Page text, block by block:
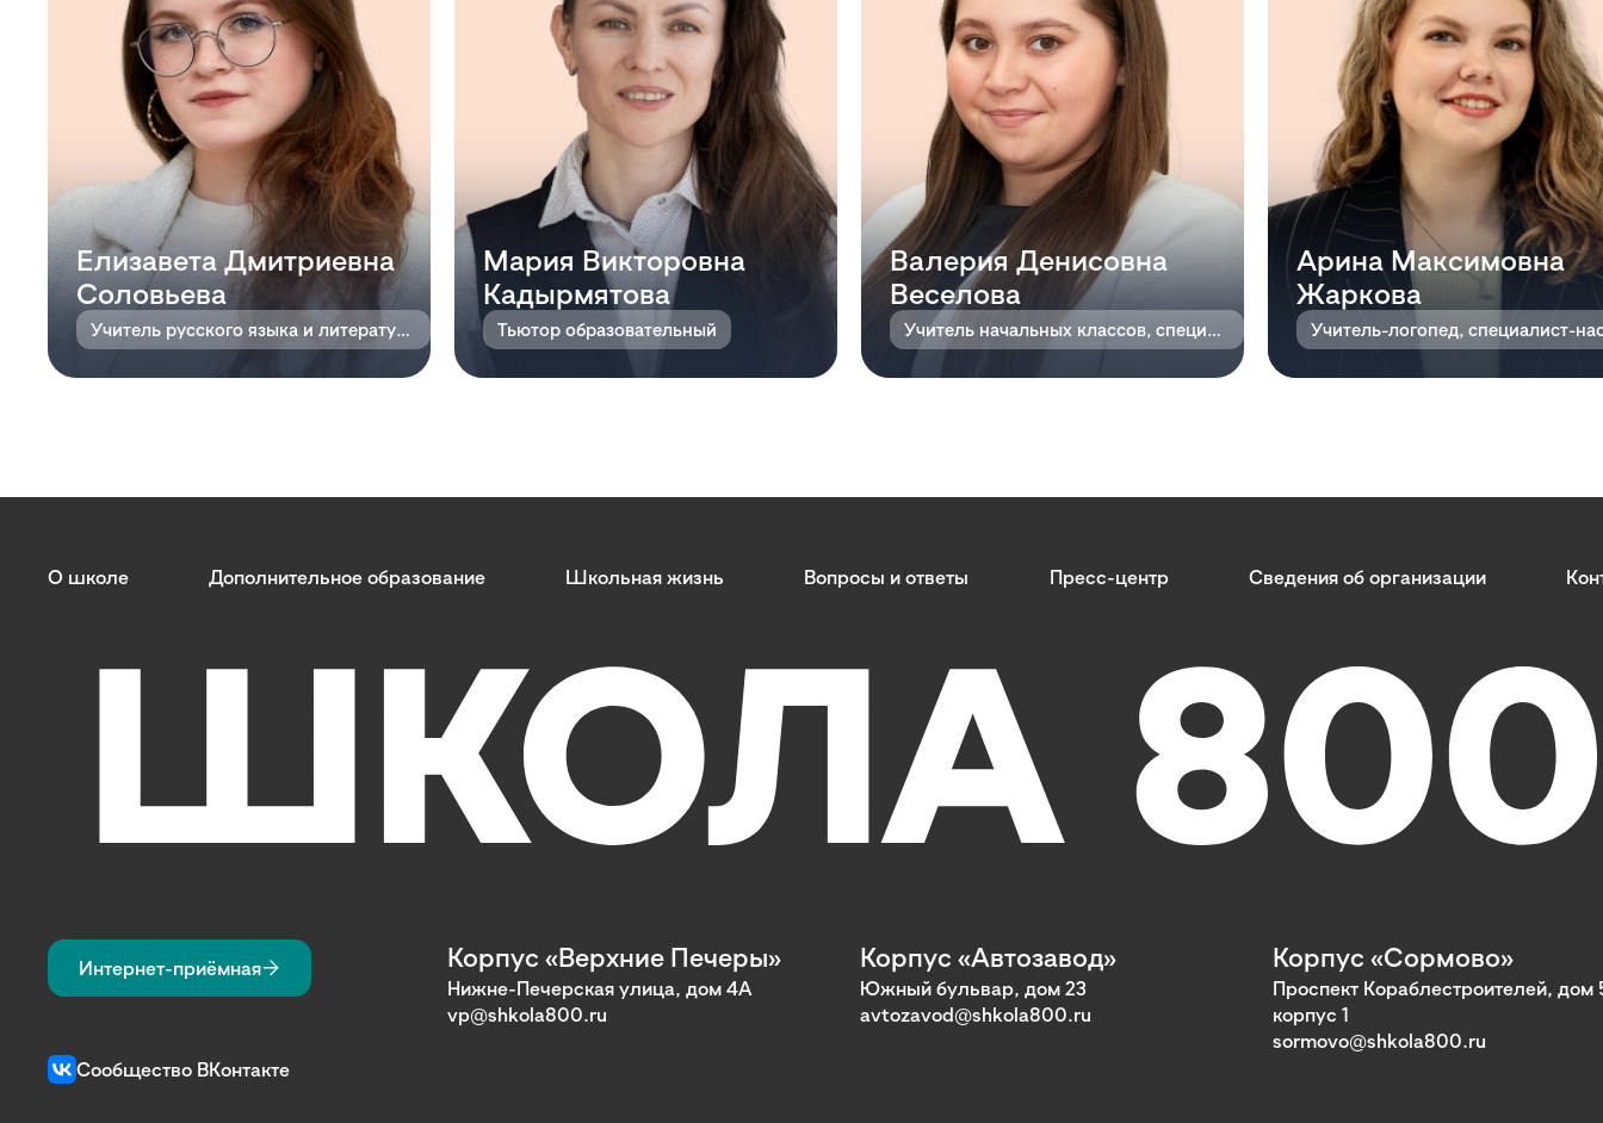
Елизавета Дмитриевна
Соловьева
Учитель русского языка и литературы
Мария Викторовна
Кадырмятова
Тьютор образовательный
Валерия Денисовна
Веселова
Учитель начальных классов, специалист-наставник
Арина Максимовна
Жаркова
О школе Дополнительное образование Школьная жизнь Вопросы и ответы Пресс-центр Сведения об организации
Интернет-приёмная Корпус «Верхние Печеры»
Нижне-Печерская улица, дом 4А
vp@shkola800.ru
Корпус «Автозавод»
Южный бульвар, дом 23
avtozavod@shkola800.ru
Корпус «Сормово»
Проспект Кораблестроителей, дом
корпус 1
sormovo@shkola800.ru
Сообщество ВКонтакте